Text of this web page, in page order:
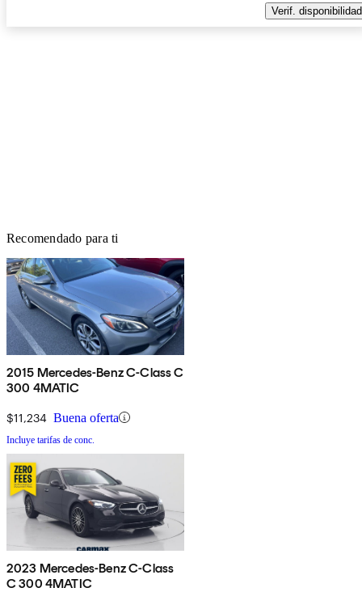
Verif. disponibilidad
Recomendado para ti
2015 Mercedes-Benz C-Class C
300 4MATIC
$11,234 Buena oferta
Incluye tarifas de conc.
2023 Mercedes-Benz C-Class
C 300 4MATIC